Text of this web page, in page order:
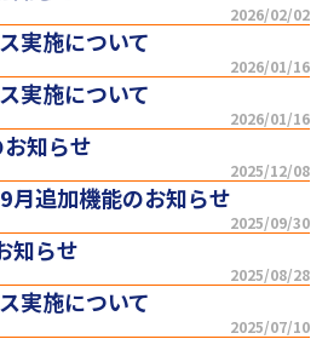
2026/02/02
実施について
2026/01/16
実施について
2026/01/16
知らせ
2025/12/08
月追加機能のお知らせ
2025/09/30
知らせ
2025/08/28
実施について
2025/07/10